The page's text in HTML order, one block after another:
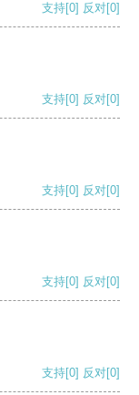
支持[0] 反对[0]
支持[0] 反对[0]
支持[0] 反对[0]
支持[0] 反对[0]
支持[0] 反对[0]